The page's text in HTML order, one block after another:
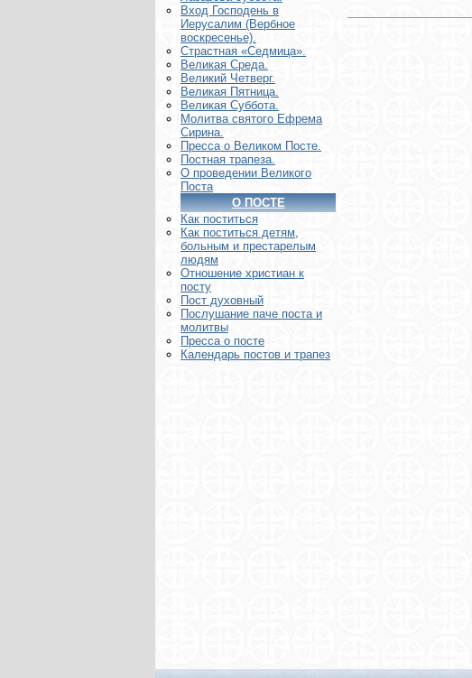
Вход Господень в
Иерусалим (Вербное
воскресенье).
Страстная «Седмица».
Великая Среда.
Великий Четверг.
Великая Пятница.
Великая Суббота.
Молитва святого Ефрема
Сирина.
Пресса о Великом Посте.
Постная трапеза.
О проведении Великого
Поста
О ПОСТЕ
Как поститься
Как поститься детям,
больным и престарелым
людям
Отношение христиан к
посту
Пост духовный
Послушание паче поста и
молитвы
Пресса о посте
Календарь постов и трапез